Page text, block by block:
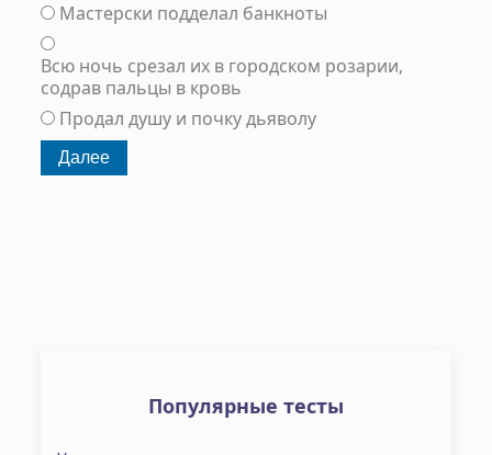
Мастерски подделал банкноты
Всю ночь срезал их в городском розарии,
содрав пальцы в кровь
Продал душу и почку дьяволу
Популярные тесты